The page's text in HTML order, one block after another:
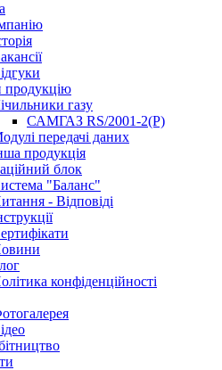
продукцію
газу
САМГАЗ RS/2001-2(Р)
передачі даних
продукція
блок
"Баланс"
- Відповіді
конфіденційності